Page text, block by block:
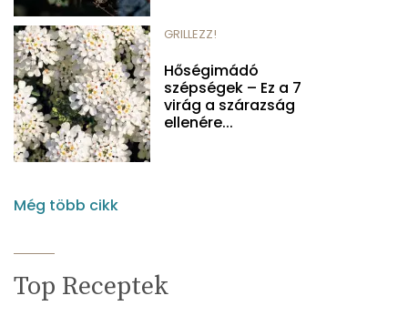
GRILLEZZ!
Hőségimádó
szépségek – Ez a 7
virág a szárazság
ellenére...
Még több cikk
Top Receptek